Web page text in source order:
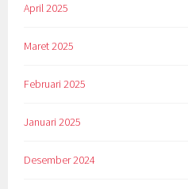
April 2025
Maret 2025
Februari 2025
Januari 2025
Desember 2024